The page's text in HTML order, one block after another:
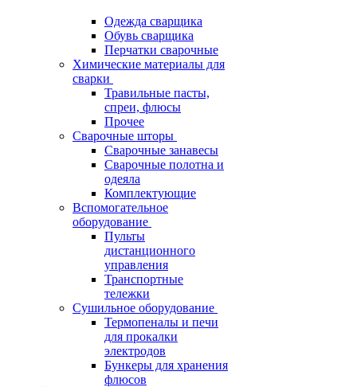
Одежда сварщика
Обувь сварщика
Перчатки сварочные
Химические материалы для
сварки
Травильные пасты,
спреи, флюсы
Прочее
Сварочные шторы
Сварочные занавесы
Сварочные полотна и
одеяла
Комплектующие
Вспомогательное
оборудование
Пульты
дистанционного
управления
Транспортные
тележки
Сушильное оборудование
Термопеналы и печи
для прокалки
электродов
Бункеры для хранения
флюсов